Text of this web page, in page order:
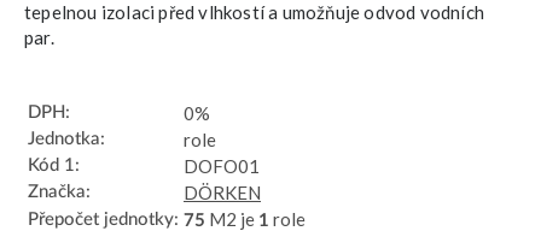
tepelnou izolaci před vlhkostí a umožňuje odvod vodních
par.
DPH: 0%
Jednotka: role
Kód 1: DOFO01
Značka: DÖRKEN
Přepočet jednotky: 75 M2 je 1 role